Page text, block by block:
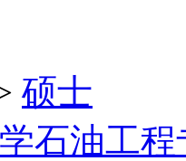
硕士
石油工